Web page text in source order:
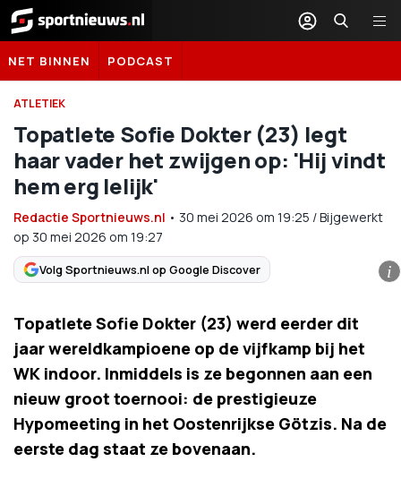
Sportnieuws.nl
NET BINNEN PODCAST
ATLETIEK
Topatlete Sofie Dokter (23) legt
haar vader het zwijgen op: 'Hij vindt
hem erg lelijk'
Redactie Sportnieuws.nl • 30 mei 2026 om 19:25 /Bijgewerkt
op 30 mei 2026 om 19:27
Volg Sportnieuws.nl op Google Discover i
Topatlete Sofie Dokter (23) werd eerder dit
jaar wereldkampioene op de vijfkamp bij het
WK indoor. Inmiddels is ze begonnen aan een
nieuw groot toernooi: de prestigieuze
Hypomeeting in het Oostenrijkse Götzis. Na de
eerste dag staat ze bovenaan.